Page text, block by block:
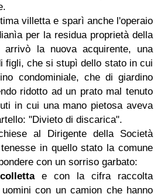
villetta e sparì anche l'operaio
per la residua proprietà della
la nuova acquirente, una
figli, che si stupì dello stato in cui
condominiale, che di giardino
ridotto ad un prato mal tenuto
in cui una mano pietosa aveva
"Divieto di discarica".
al Dirigente della Società
in quello stato la comune
con un sorriso garbato:
collettae con la cifra raccolta
con un camion che hanno